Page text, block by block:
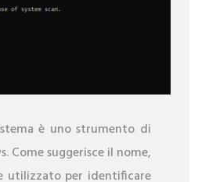
è uno strumento di
Come suggerisce il nome,
utilizzato per identificare